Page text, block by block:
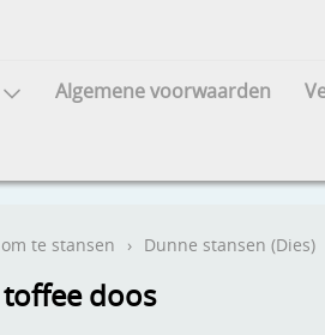
Algemene voorwaarden
te stansen › Dunne stansen (Dies)
doos